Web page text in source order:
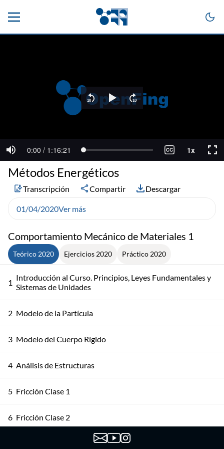
Comportamiento Mecánico de Materiales 1
Teórico 2020 Ejercicios 2020 Práctico 2020
1 Introducción al Curso. Principios, Leyes Fundamentales y
Sistemas de Unidades
2 Modelo de la Partícula
3 Modelo del Cuerpo Rígido
4 Análisis de Estructuras
5 Fricción Clase 1
6 Fricción Clase 2
Métodos Energéticos
Transcripción Compartir Descargar
01/04/2020Ver más